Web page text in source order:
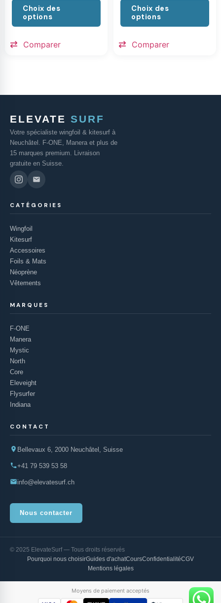
Choix des
options
Comparer
Choix des
options
Comparer
ELEVATE SURF
Votre spécialiste wingfoil & kitesurf à
Neuchâtel. F-ONE, Manera et plus de
15 marques premium. Livraison
gratuite en Suisse.
CATÉGORIES
Wingfoil
Kitesurf
Accessoires
Foils & Mats
Néoprène
Vêtements
MARQUES
F-ONE
Manera
Mystic
North
Core
Eleveight
Flysurfer
Indiana
CONTACT
Bellevaux 6, 2000 Neuchâtel, Suisse
+41 79 539 53 58
info@elevatesurf.ch
Nous contacter
© 2025 ElevateSurf — Tous droits réservés
Pourquoi nous choisirGuides d'achatCoursConfidentialitéCGV
Mentions légales
Moyens de paiement acceptés